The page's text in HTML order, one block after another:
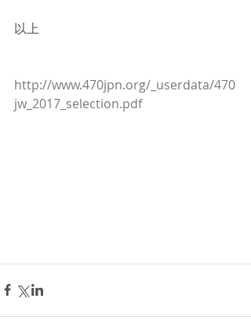
以上
http://www.470jpn.org/_userdata/470
jw_2017_selection.pdf